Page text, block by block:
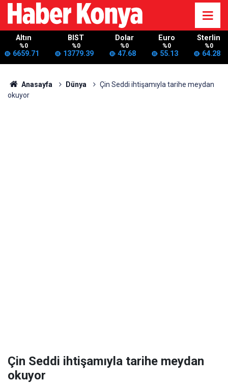
Altın
%0
6659.71
BIST
%0
13779.39
Dolar
%0
47.68
Euro
%0
55.13
Sterlin
%0
64.28
Anasayfa Dünya
Çin Seddi ihtişamıyla tarihe meydan
okuyor
Çin Seddi ihtişamıyla tarihe meydan
okuyor